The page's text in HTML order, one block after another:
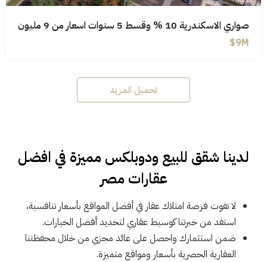
صواري الاسكندرية 10 % وقسط 5 سنوات اسعار من 9 مليون
9M$
تحميل المزيد
لدينا شقق للبيع ودوبلكس مميزة في افضل
عقارات مصر
لا تفوت فرصة امتلاك عقار في أفضل المواقع بأسعار تنافسية،
استفد من خبرتنا كوسيط عقاري لتحديد أفضل الخيارات.
ضمن استثمارك واحصل على عائد مجزي من خلال محفظتنا
العقارية الحصرية بأسعار ومواقع متميزة.